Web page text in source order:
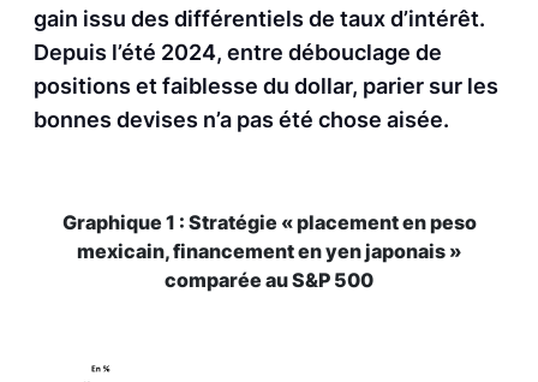
gain issu des différentiels de taux d’intérêt.
Depuis l’été 2024, entre débouclage de
positions et faiblesse du dollar, parier sur les
bonnes devises n’a pas été chose aisée.
Graphique 1 : Stratégie « placement en peso
mexicain, financement en yen japonais »
comparée au S&P 500